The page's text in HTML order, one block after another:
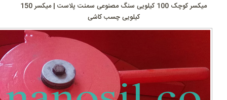
میکسر کوچک 100 کیلویی سنگ مصنوعی سمنت پلاست | میکسر 150
کیلویی چسب کاشی